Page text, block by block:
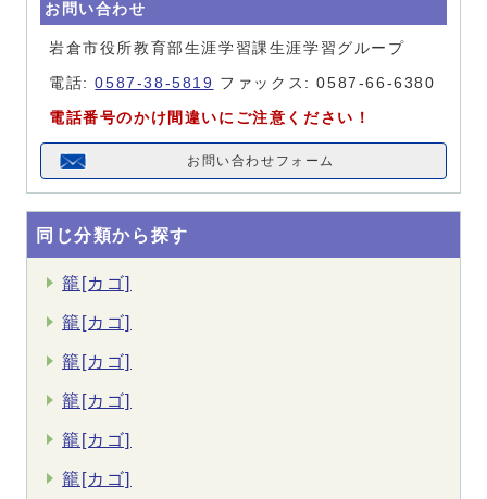
お問い合わせ
岩倉市役所教育部生涯学習課生涯学習グループ
電話:0587-38-5819 ファックス: 0587-66-6380
電話番号のかけ間違いにご注意ください！
お問い合わせフォーム
同じ分類から探す
籠[カゴ]
籠[カゴ]
籠[カゴ]
籠[カゴ]
籠[カゴ]
籠[カゴ]